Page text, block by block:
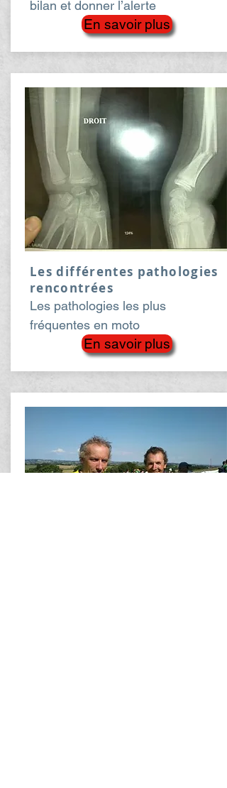
bilan et donner l’alerte
En savoir plus
Les différentes pathologies
rencontrées
Les pathologies les plus
fréquentes en moto
En savoir plus